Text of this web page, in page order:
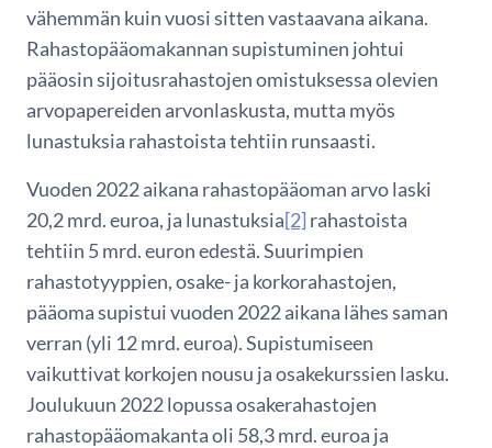
vähemmän kuin vuosi sitten vastaavana aikana.
Rahastopääomakannan supistuminen johtui
pääosin sijoitusrahastojen omistuksessa olevien
arvopapereiden arvonlaskusta, mutta myös
lunastuksia rahastoista tehtiin runsaasti.
Vuoden 2022 aikana rahastopääoman arvo laski
20,2 mrd. euroa, ja lunastuksia[2] rahastoista
tehtiin 5 mrd. euron edestä. Suurimpien
rahastotyyppien, osake- ja korkorahastojen,
pääoma supistui vuoden 2022 aikana lähes saman
verran (yli 12 mrd. euroa). Supistumiseen
vaikuttivat korkojen nousu ja osakekurssien lasku.
Joulukuun 2022 lopussa osakerahastojen
rahastopääomakanta oli 58,3 mrd. euroa ja